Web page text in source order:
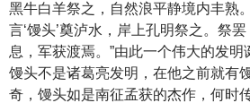
黑牛白羊祭之，自然浪平静境内丰熟
言‘馒头’奠泸水，岸上孔明祭之。祭
息，军获渡焉。”由此一个伟大的发明
馒头不是诸葛亮发明，在他之前就有
奇，馒头如是南征孟获的杰作，何时